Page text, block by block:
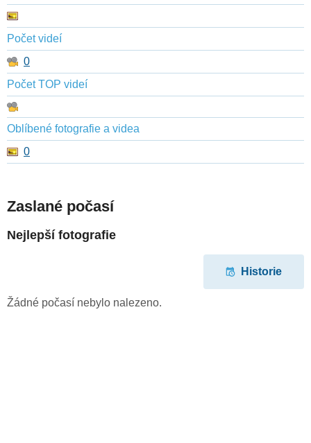
Počet videí
0
Počet TOP videí
Oblíbené fotografie a videa
0
Zaslané počasí
Nejlepší fotografie
Historie
Žádné počasí nebylo nalezeno.